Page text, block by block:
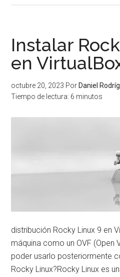
PostgreSQL
en
Rocky
9
(RHEL
9,
Instalar
en
octubre 20, 2023 Por Daniel
Tiempo de lectura: 6 minutos
distribución Rocky Linux 9 en
máquina como un OVF (Open
poder usarlo posteriormente
Rocky Linux?Rocky Linux es